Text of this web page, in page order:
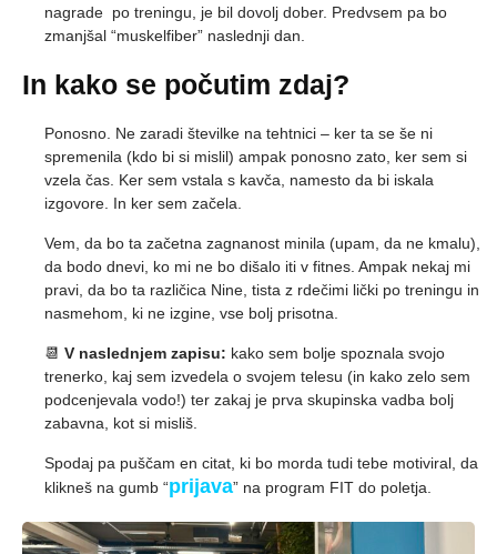
nagrade po treningu, je bil dovolj dober. Predvsem pa bo
zmanjšal “muskelfiber” naslednji dan.
In kako se počutim zdaj?
Ponosno. Ne zaradi številke na tehtnici – ker ta se še ni
spremenila (kdo bi si mislil) ampak ponosno zato, ker sem si
vzela čas. Ker sem vstala s kavča, namesto da bi iskala
izgovore. In ker sem začela.
Vem, da bo ta začetna zagnanost minila (upam, da ne kmalu),
da bodo dnevi, ko mi ne bo dišalo iti v fitnes. Ampak nekaj mi
pravi, da bo ta različica Nine, tista z rdečimi lički po treningu in
nasmehom, ki ne izgine, vse bolj prisotna.
📆 V naslednjem zapisu: kako sem bolje spoznala svojo
trenerko, kaj sem izvedela o svojem telesu (in kako zelo sem
podcenjevala vodo!) ter zakaj je prva skupinska vadba bolj
zabavna, kot si misliš.
Spodaj pa puščam en citat, ki bo morda tudi tebe motiviral, da
klikneš na gumb “prijava” na program FIT do poletja.